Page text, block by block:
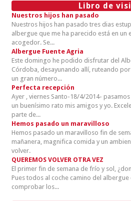
Libro de
Nuestros hijos han pasado
Nuestros hijos han pasado tres dias
albergue que me ha parecido está en
acogedor. Se...
Albergue Fuente Agria
Este domingo he podido disfrutar del
Córdoba, desayunando allí, ruteando
un gran número...
Perfecta recepción
Ayer , viernes Santo-18/4/2014-
un buenísimo rato mis amigos y yo.
parte de...
Hemos pasado un maravilloso
Hemos pasado un maravilloso fin de
mañanera, magnifica comida y un
volver.
QUEREMOS VOLVER OTRA VEZ
El primer fin de semana de frío y sol,
Pues todos al coche camino del albergue
comprobar los...